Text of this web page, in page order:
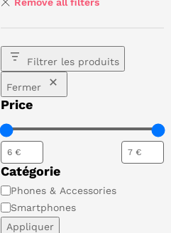
Remove all filters
Filtrer les produits
Fermer
Price
Catégorie
Catégorie
Phones & Accessories
Smartphones
Appliquer